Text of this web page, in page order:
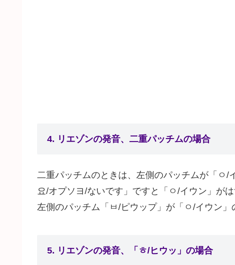
4. リエゾンの発音、二重パッチムの場合
二重パッチムのときは、左側のパッチムが「ㅇ/
요/オプソヨ/ないです」ですと「ㅇ/イウン」が
左側のパッチム「ㅂ/ピウップ」が「ㅇ/イウン」
5. リエゾンの発音、「ㅎ/ヒウッ」の場合